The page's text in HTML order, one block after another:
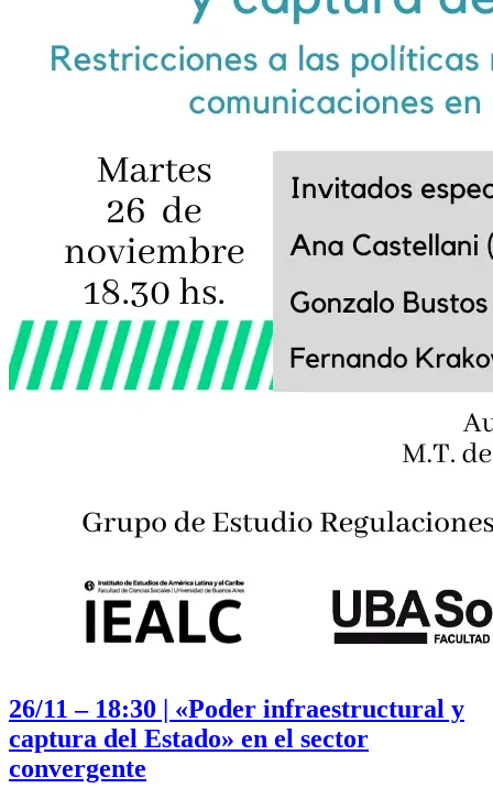
26/11 – 18:30 | «Poder infraestructural y
captura del Estado» en el sector
convergente